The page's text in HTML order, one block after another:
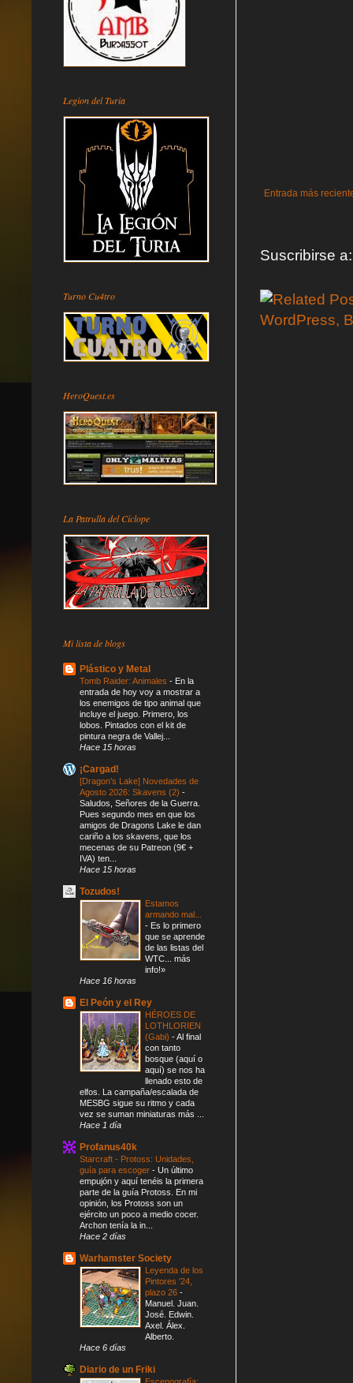
Entrada más
Suscribirse
Legion del Turia
Turno Cu4tro
HeroQuest.es
La Patrulla del Cíclope
Mi lista de blogs
Plástico y Metal
Tomb Raider: Animales - En la
entrada de hoy voy a mostrar a
los enemigos de tipo animal que
incluye el juego. Primero, los
lobos. Pintados con el kit de
pintura negra de Vallej...
Hace 15 horas
¡Cargad!
[Dragon’s Lake] Novedades de
Agosto 2026: Skavens (2) -
Saludos, Señores de la Guerra.
Pues segundo mes en que los
amigos de Dragons Lake le dan
cariño a los skavens, que los
mecenas de su Patreon (9€ +
IVA) ten...
Hace 15 horas
Tozudos!
Estamos
armando mal...
- Es lo primero
que se aprende
de las listas del
WTC... más
info!»
Hace 16 horas
El Peón y el Rey
HÉROES DE
LOTHLORIEN
(Gabi) -Al final
con tanto
bosque (aquí o
aquí) se nos ha
llenado esto de
elfos. La campaña/escalada de
MESBG sigue su ritmo y cada
vez se suman miniaturas más ...
Hace 1 día
Profanus40k
Starcraft - Protoss: Unidades,
guía para escoger - Un último
empujón y aquí tenéis la primera
parte de la guía Protoss. En mi
opinión, los Protoss son un
ejército un poco a medio cocer.
Archon tenía la in...
Hace 2 días
Warhamster Society
Leyenda de los
Pintores '24,
plazo 26 -
Manuel. Juan.
José. Edwin.
Axel. Álex.
Alberto.
Hace 6 días
Diario de un Friki